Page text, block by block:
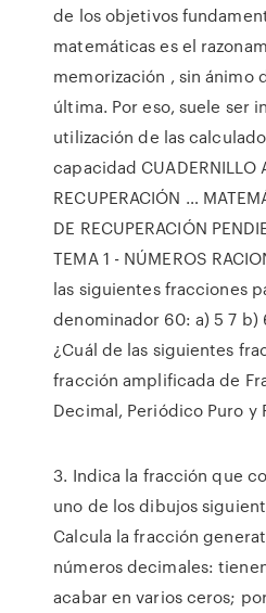
de los objetivos
matemáticas es el
memorización , sin ánimo
última. Por eso, suele ser
utilización de las
capacidad CUADERNILLO
RECUPERACIÓN …
DE RECUPERACIÓN
TEMA 1 - NÚMEROS
las siguientes fracciones
denominador 60: a) 5 7 b)
¿Cuál de las siguientes
fracción amplificada de
Decimal, Periódico Puro y
3. Indica la fracción que
uno de los dibujos
Calcula la fracción
números decimales:
acabar en varios ceros;